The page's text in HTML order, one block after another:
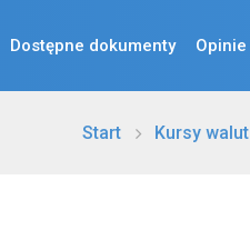
Dostępne dokumenty Opinie
Start Kursy walut